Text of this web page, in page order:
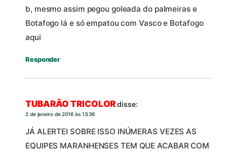
b, mesmo assim pegou goleada do palmeiras e
Botafogo lá e só empatou com Vasco e Botafogo
aqui
Responder
TUBARÃO TRICOLORdisse:
2 de janeiro de 2016 às 13:36
JÁ ALERTEI SOBRE ISSO INÚMERAS VEZES AS
EQUIPES MARANHENSES TEM QUE ACABAR COM